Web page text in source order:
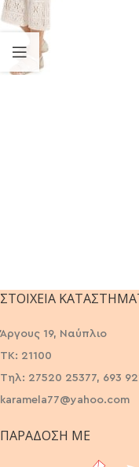
ΣΤΟΙΧΕΊΑ
Άργους 19, Ναύπλιο
ΤΚ: 21100
Τηλ: 27520 25377, 693
karamela77@yahoo.com
ΠΑΡΆΔΟΣΗ ΜΕ